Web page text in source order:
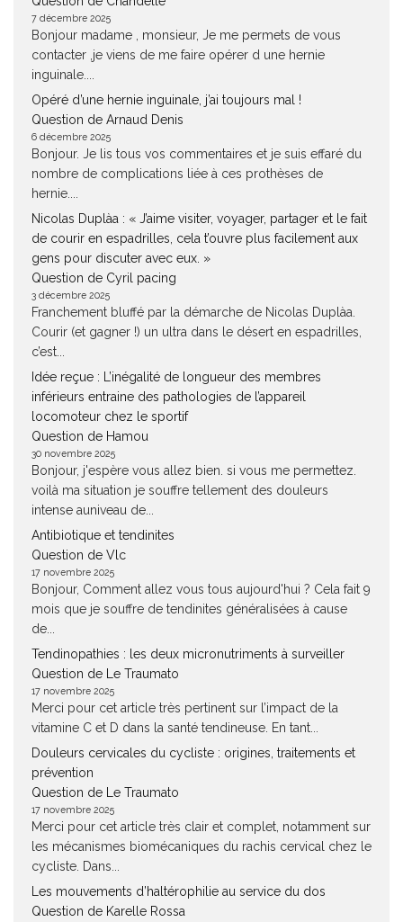
7 décembre 2025
Bonjour madame , monsieur, Je me permets de vous
contacter ,je viens de me faire opérer d une hernie
inguinale....
Opéré d’une hernie inguinale, j’ai toujours mal !
Question de Arnaud Denis
6 décembre 2025
Bonjour. Je lis tous vos commentaires et je suis effaré du
nombre de complications liée à ces prothèses de
hernie....
Nicolas Duplàa : « J’aime visiter, voyager, partager et le fait
de courir en espadrilles, cela t’ouvre plus facilement aux
gens pour discuter avec eux. »
Question de Cyril pacing
3 décembre 2025
Franchement bluffé par la démarche de Nicolas Duplàa.
Courir (et gagner !) un ultra dans le désert en espadrilles,
c’est...
Idée reçue : L’inégalité de longueur des membres
inférieurs entraine des pathologies de l’appareil
locomoteur chez le sportif
Question de Hamou
30 novembre 2025
Bonjour, j'espère vous allez bien. si vous me permettez.
voilà ma situation je souffre tellement des douleurs
intense auniveau de...
Antibiotique et tendinites
Question de Vlc
17 novembre 2025
Bonjour, Comment allez vous tous aujourd'hui ? Cela fait 9
mois que je souffre de tendinites généralisées à cause
de...
Tendinopathies : les deux micronutriments à surveiller
Question de Le Traumato
17 novembre 2025
Merci pour cet article très pertinent sur l’impact de la
vitamine C et D dans la santé tendineuse. En tant...
Douleurs cervicales du cycliste : origines, traitements et
prévention
Question de Le Traumato
17 novembre 2025
Merci pour cet article très clair et complet, notamment sur
les mécanismes biomécaniques du rachis cervical chez le
cycliste. Dans...
Les mouvements d’haltérophilie au service du dos
Question de Karelle Rossa